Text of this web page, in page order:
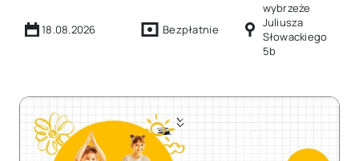
18.08.2026 Bezpłatnie
wybrzeże
Juliusza
Słowackiego
5b